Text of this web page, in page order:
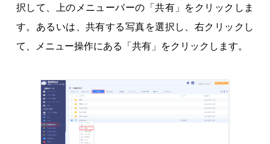
択して、上のメニューバーの「共有」をクリックしま
す。あるいは、共有する写真を選択し、右クリックし
て、メニュー操作にある「共有」をクリックします。